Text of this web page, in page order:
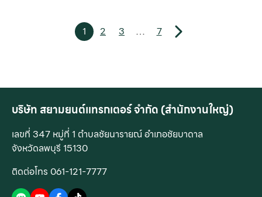
1 2 3 … 7
บริษัท สยามยนต์แทรกเตอร์ จำกัด (สำนักงานใหญ่)
เลขที่ 347 หมู่ที่ 1 ตำบลชัยนารายณ์ อำเภอชัยบาดาล
จังหวัดลพบุรี 15130
ติดต่อโทร 061-121-7777